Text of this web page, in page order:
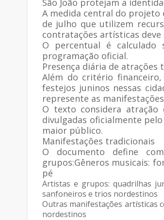
São João protejam a
A medida central do projeto
de julho que utilizem
contratações artísticas
O percentual é
programação oficial.
Presença diária de atrações
Além do critério
festejos juninos nessas
represente as
O texto considera atração
divulgadas oficialmente
maior público.
Manifestações tradicionais
O documento define
grupos:Gêneros musicais:
pé
Artistas e grupos: quadrilhas
sanfoneiros e trios nordestinos
Outras manifestações artísticas
nordestinos